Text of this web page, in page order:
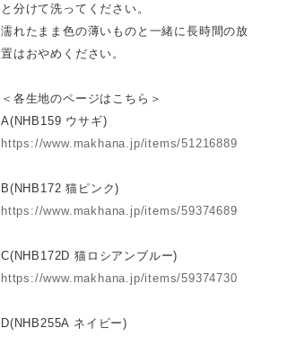
と分けて洗ってください。
濡れたまま色の薄いものと一緒に長時間の放
置はおやめください。
＜各生地のページはこちら＞
A(NHB159 ウサギ)
https://www.makhana.jp/items/51216889
B(NHB172 猫ピンク)
https://www.makhana.jp/items/59374689
C(NHB172D 猫ロシアンブルー)
https://www.makhana.jp/items/59374730
D(NHB255A ネイビー)